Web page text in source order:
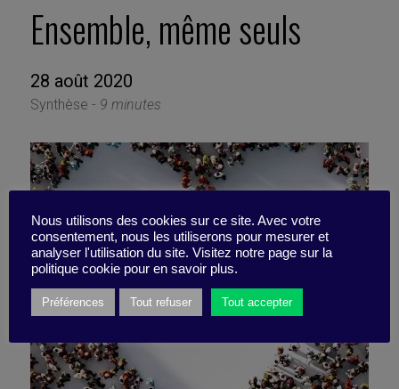
Ensemble, même seuls
28 août 2020
Synthèse - 9 minutes
Nous utilisons des cookies sur ce site. Avec votre
consentement, nous les utiliserons pour mesurer et
analyser l'utilisation du site. Visitez notre page sur la
politique cookie pour en savoir plus.
Préférences Tout refuser Tout accepter